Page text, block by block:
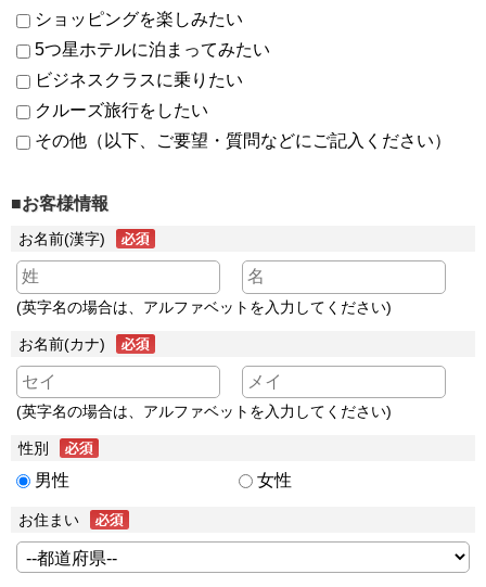
ショッピングを楽しみたい
5つ星ホテルに泊まってみたい
ビジネスクラスに乗りたい
クルーズ旅行をしたい
その他（以下、ご要望・質問などにご記入ください）
■お客様情報
お名前(漢字)
(英字名の場合は、アルファベットを入力してください)
お名前(カナ)
(英字名の場合は、アルファベットを入力してください)
性別
男性 女性
お住まい